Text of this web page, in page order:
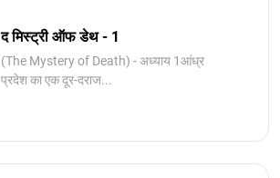
द मिस्ट्री ऑफ डेथ - 1
(The Mystery of Death) - अध्याय 1आंध्र
प्रदेश का एक दूर-दराज...